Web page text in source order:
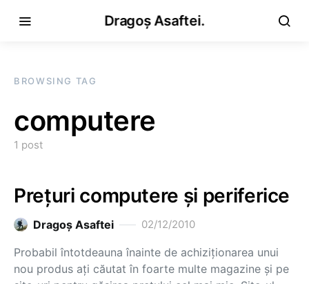
Dragoș Asaftei.
BROWSING TAG
computere
1 post
Preţuri computere şi periferice
Dragoş Asaftei 02/12/2010
Probabil întotdeauna înainte de achiziţionarea unui
nou produs aţi căutat în foarte multe magazine şi pe